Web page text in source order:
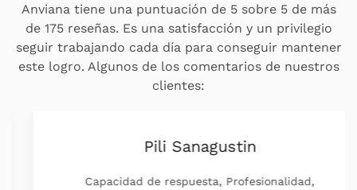
Anviana tiene una puntuación de 5 sobre 5 de más
de 175 reseñas. Es una satisfacción y un privilegio
seguir trabajando cada día para conseguir mantener
este logro. Algunos de los comentarios de nuestros
clientes:
Pili Sanagustin
Capacidad de respuesta, Profesionalidad,